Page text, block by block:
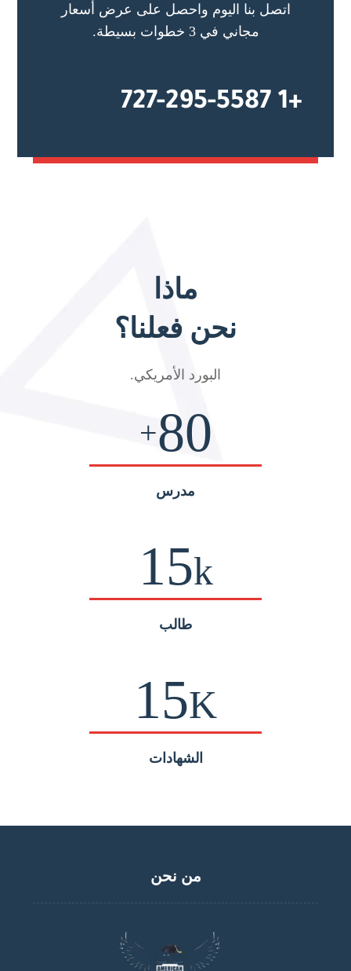
اتصل بنا اليوم واحصل على عرض أسعار
مجاني في 3 خطوات بسيطة.
+1 727-295-5587
ماذا
نحن فعلنا؟
البورد الأمريكي.
80
+
مدرس
15k
طالب
15K
الشهادات
من نحن